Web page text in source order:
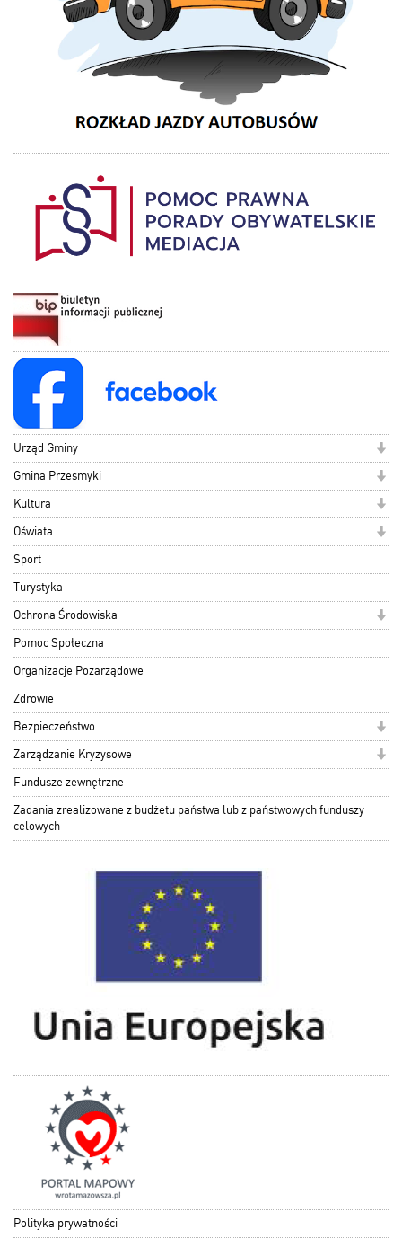
Urząd Gminy
Gmina Przesmyki
Kultura
Oświata
Sport
Turystyka
Ochrona Środowiska
Pomoc Społeczna
Organizacje Pozarządowe
Zdrowie
Bezpieczeństwo
Zarządzanie Kryzysowe
Fundusze zewnętrzne
Zadania zrealizowane z budżetu państwa lub z państwowych funduszy
celowych
Polityka prywatności